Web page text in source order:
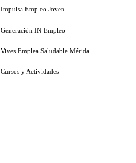
Impulsa Empleo Joven
Generación IN Empleo
Vives Emplea Saludable Mérida
Cursos y Actividades